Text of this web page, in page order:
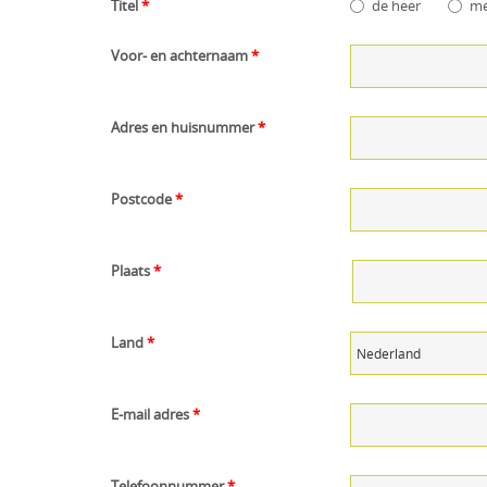
Titel* de heer
Voor- en achternaam*
Adres en huisnummer*
Postcode*
Plaats*
Land*
E-mail adres*